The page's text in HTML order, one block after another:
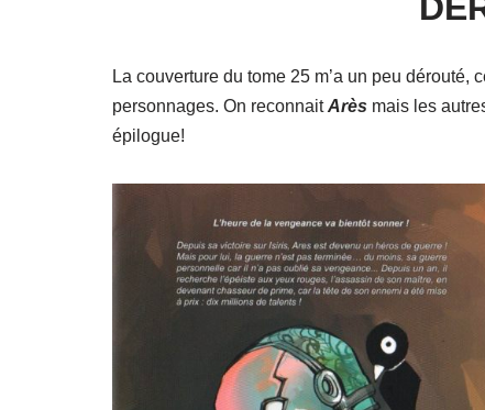
La couverture du tome 25 m’a un peu
personnages. On reconnaitArès mais les
épilogue!